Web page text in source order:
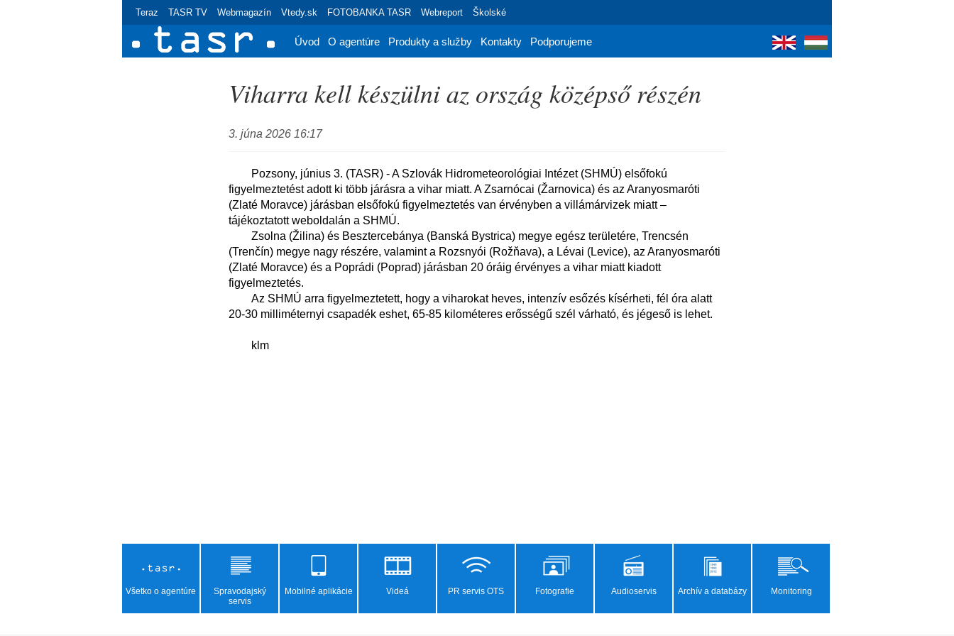
Teraz TASR TV Webmagazín Vtedy.sk FOTOBANKA TASR Webreport Školské
Úvod O agentúre Produkty a služby Kontakty Podporujeme
Viharra kell készülni az ország középső részén
3. júna 2026 16:17
figyelmeztetést adott ki több járásra a vihar miatt. A Zsarnócai (Žarnovica) és az Aranyosmaróti
(Zlaté Moravce) járásban elsőfokú figyelmeztetés van érvényben a villámárvizek miatt –
tájékoztatott weboldalán a SHMÚ.
(Trenčín) megye nagy részére, valamint a Rozsnyói (Rožňava), a Lévai (Levice), az Aranyosmaróti
(Zlaté Moravce) és a Poprádi (Poprad) járásban 20 óráig érvényes a vihar miatt kiadott
figyelmeztetés.
20-30 milliméternyi csapadék eshet, 65-85 kilométeres erősségű szél várható, és jégeső is lehet.
Všetko o agentúre
Spravodajský
servis
Mobilné aplikácie Videá PR servis OTS Fotografie Audioservis Archív a databázy Monitoring